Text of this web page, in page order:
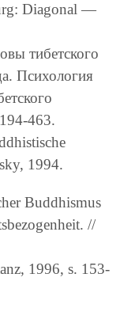
Diagonal —
тибетского
Психология
463.
1994.
Buddhismus
//
1996, s. 153-